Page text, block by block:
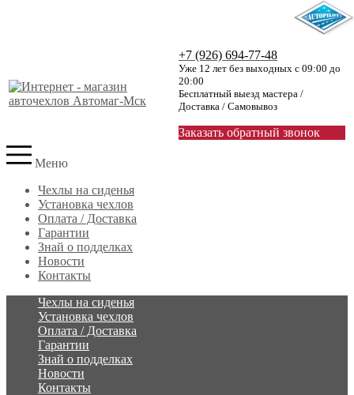
+7 (926) 694-77-48
Уже 12 лет без выходных с 09:00 до
20:00
Бесплатный выезд мастера /
Доставка / Самовывоз
Заказать обратный звонок
Меню
Чехлы на сиденья
Установка чехлов
Оплата / Доставка
Гарантии
Знай о подделках
Новости
Контакты
Чехлы на сиденья
Установка чехлов
Оплата / Доставка
Гарантии
Знай о подделках
Новости
Контакты